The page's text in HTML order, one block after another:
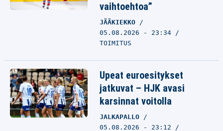
vaihtoehtoa”
JÄÄKIEKKO
05.08.2026 - 23:34
TOIMITUS
Upeat euroesitykset
jatkuvat – HJK avasi
karsinnat voitolla
JALKAPALLO
05.08.2026 - 23:12